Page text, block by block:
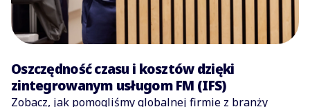
Oszczędność czasu i kosztów dzięki
zintegrowanym usługom FM (IFS)
Zobacz, jak pomogliśmy globalnej firmie z branży